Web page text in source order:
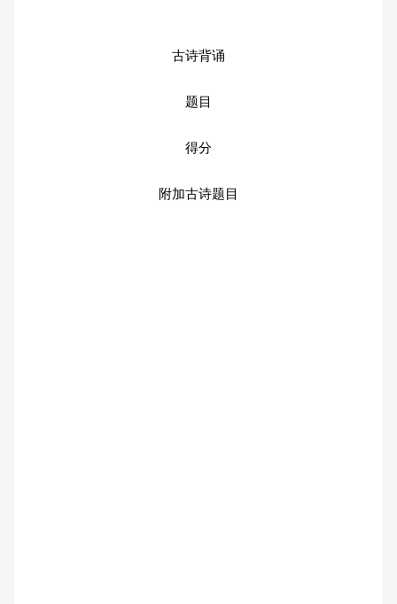
古诗背诵
题目
得分
附加古诗题目